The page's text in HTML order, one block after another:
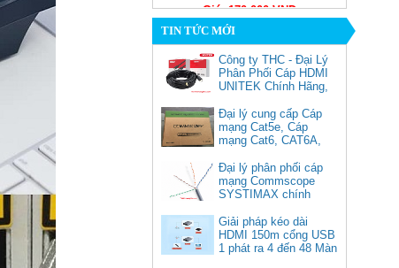
Giá: 170,000 VNĐ
Cáp chuyển USB Type-C sang
Displayport 1.4 độ phân giải
cao cấp
Giá: 350,000 VNĐ
TIN TỨC MỚI
Công ty THC - Đại Lý
Phân Phối Cáp HDMI
UNITEK Chính Hãng,
Đại lý cung cấp Cáp
mạng Cat5e, Cáp
mạng Cat6, CAT6A,
Commscope
Đại lý phân phối cáp
mạng Commscope
SYSTIMAX chính
Giải pháp kéo dài
HDMI 150m cổng USB
1 phát ra 4 đến 48 Màn